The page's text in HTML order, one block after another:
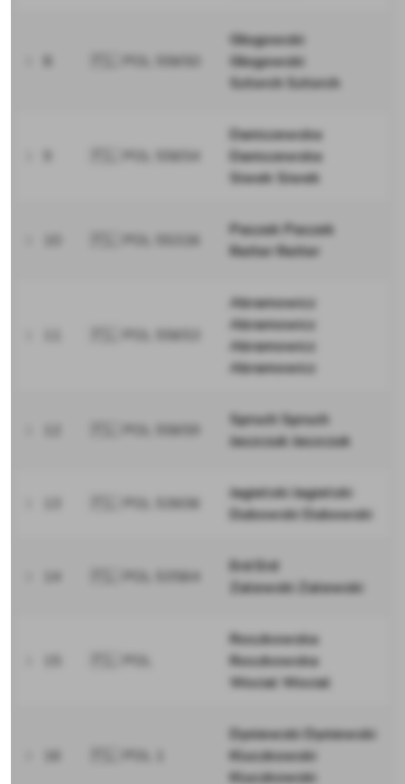
Głogowski
Głogowski
Sztorch Sztorch
🇵🇱 POL 55654
Daniszewska
Daniszewska
Siwek Siwek
Paszek Paszek
Reiter Reiter
🇵🇱 POL 55653
Abramowicz
Abramowicz
Abramowicz
Abramowicz
Spruch Spruch
Jaszczuk Jaszczuk
🇵🇱 POL 53606
Jagielski Jagielski
Dubowski Dubowski
🇵🇱 POL 53564
Erd Erd
Zalewski Zalewski
Roszkowska
Roszkowska
Wocial Wocial
Dyniewski Dyniewski
Kluczkowski
Kluczkowski